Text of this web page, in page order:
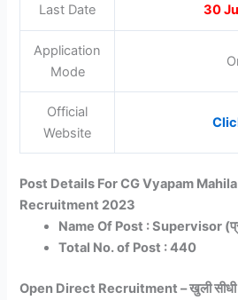
Last Date 30
Application
Mode
Official
Website
Post Details For CG Vyapam
Recruitment 2023
Name Of Post : Supervisor
Total No. of Post : 440
Open Direct Recruitment – खुली सीधी